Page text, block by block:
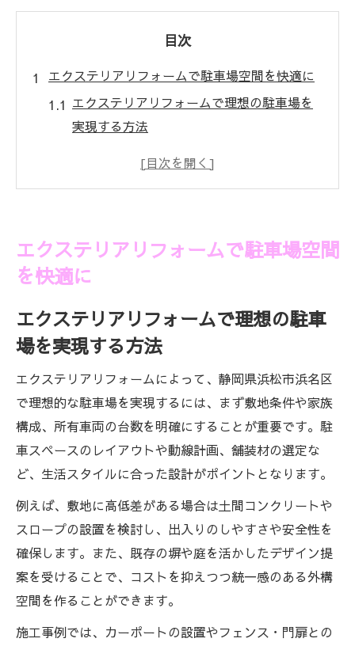
目次
エクステリアリフォームで駐車場空間を快適に
エクステリアリフォームで理想の駐車場を
実現する方法
快適な駐車場空間づくりのポイントとエク
エクステリアリフォームで叶える安全な駐
車場設計
最新トレンド
駐車場リフォームの費用相場と工事の流れ
エクステリアリフォームで費用相場を把握
するコツ
駐車場リフォームの工事手順とエクステリ
アの役割
エクステリアリフォームにかかる費用の内
訳を解説
駐車場リフォームの工事期間を短縮するた
めの工夫
費用対効果を高めるエクステリアリフォー
ムの選び方
浜名区で実現する理想の外構リフォーム術
エクステリアリフォームで駐車場空間
を快適に
エクステリアリフォームで理想の駐車
場を実現する方法
エクステリアリフォームによって、静岡県浜松市浜名区
で理想的な駐車場を実現するには、まず敷地条件や家族
構成、所有車両の台数を明確にすることが重要です。駐
車スペースのレイアウトや動線計画、舗装材の選定な
ど、生活スタイルに合った設計がポイントとなります。
例えば、敷地に高低差がある場合は土間コンクリートや
スロープの設置を検討し、出入りのしやすさや安全性を
確保します。また、既存の塀や庭を活かしたデザイン提
案を受けることで、コストを抑えつつ統一感のある外構
空間を作ることができます。
施工事例では、カーポートの設置やフェンス・門扉との